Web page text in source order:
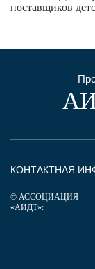
поставщиков
КОНТАКТНАЯ
© АССОЦИАЦИЯ
«АИДТ»: